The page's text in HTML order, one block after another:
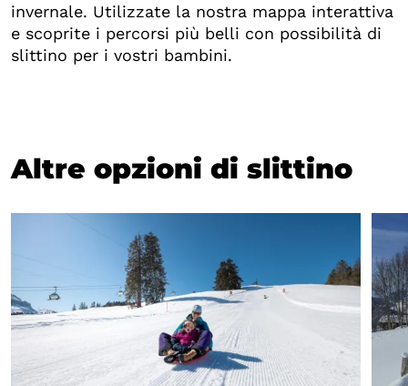
invernale. Utilizzate la nostra mappa interattiva
e scoprite i percorsi più belli con possibilità di
slittino per i vostri bambini.
Altre opzioni di slittino